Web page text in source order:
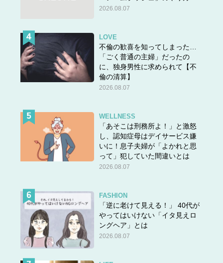
2026.08.07
LOVE
不倫の歓喜を知ってしまった…
「ごく普通の主婦」だったの
に、独身男性に求められて【不
倫の清算】
2026.08.07
WELLNESS
「あそこは刑務所よ！」と激怒
し、認知症母はデイサービス嫌
いに！息子夫婦が「よかれと思
って」犯していた間違いとは
2026.08.07
FASHION
「逆に老けて見える！」 40代が
やってはいけない「イタ見えロ
ングヘア」とは
2026.08.07